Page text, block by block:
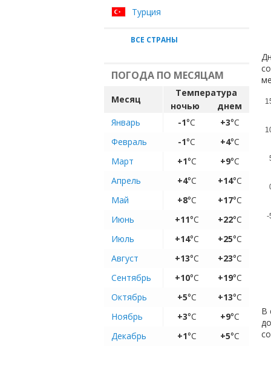
Турция
ВСЕ СТРАНЫ
ПОГОДА ПО МЕСЯЦАМ
Месяц
Температура
ночью
днем
Январь
-1°C +3°C
Февраль
-1°C +4°C
Март
+1°C +9°C
Апрель
+4°C +14°C
Май
+8°C +17°C
Июнь
+11°C +22°C
Июль
+14°C +25°C
Август
+13°C +23°C
Сентябрь
+10°C +19°C
Октябрь
+5°C +13°C
Ноябрь
+3°C +9°C
Декабрь
+1°C +5°C
-
В